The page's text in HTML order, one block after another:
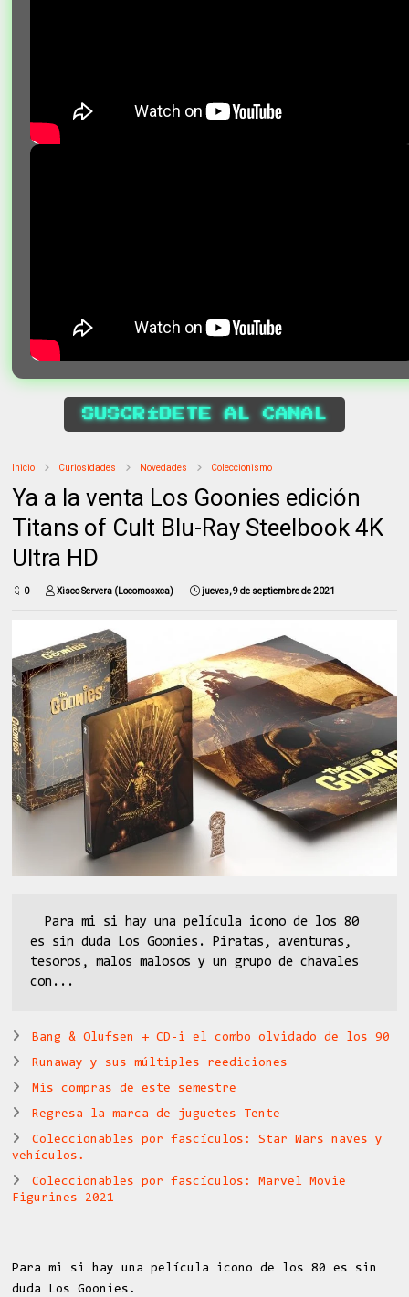
SUSCRÍBETE AL CANAL
Inicio Curiosidades Novedades Coleccionismo
Ya a la venta Los Goonies edición
Titans of Cult Blu-Ray Steelbook 4K
Ultra HD
0 Xisco Servera (Locomosxca) jueves, 9 de septiembre de 2021
Para mi si hay una película icono de los 80
es sin duda Los Goonies. Piratas, aventuras,
tesoros, malos malosos y un grupo de chavales
con...
Bang & Olufsen + CD-i el combo olvidado de los 90
Runaway y sus múltiples reediciones
Mis compras de este semestre
Regresa la marca de juguetes Tente
Coleccionables por fascículos: Star Wars naves y
vehículos.
Coleccionables por fascículos: Marvel Movie
Figurines 2021
Para mi si hay una película icono de los 80 es sin
duda Los Goonies.